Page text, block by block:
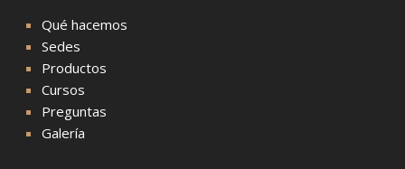
Qué hacemos
Sedes
Productos
Cursos
Preguntas
Galería